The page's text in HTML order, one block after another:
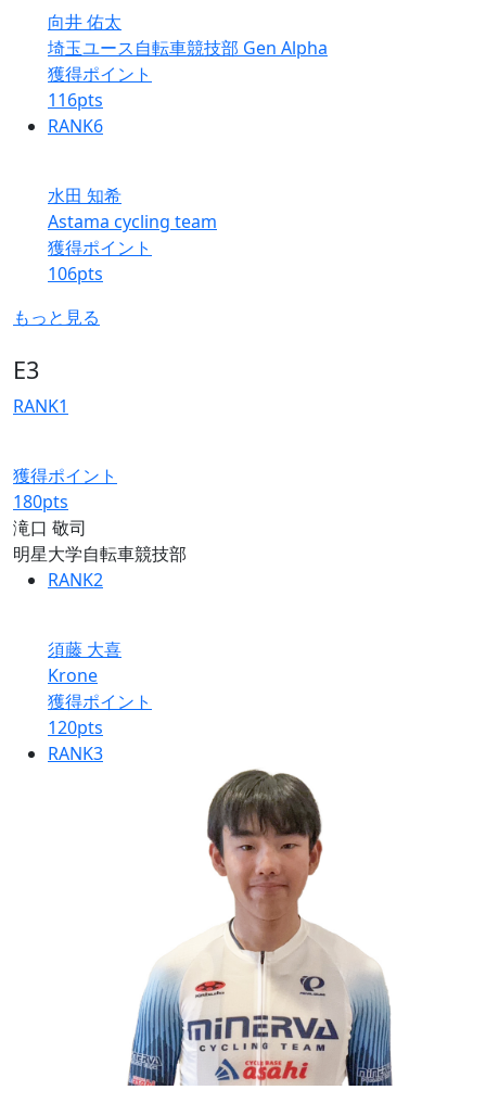
向井 佑太
埼玉ユース自転車競技部 Gen Alpha
獲得ポイント
116pts
RANK6
水田 知希
Astama cycling team
獲得ポイント
106pts
もっと見る
E3
RANK1
獲得ポイント
180pts
滝口 敬司
明星大学自転車競技部
RANK2
須藤 大喜
Krone
獲得ポイント
120pts
RANK3